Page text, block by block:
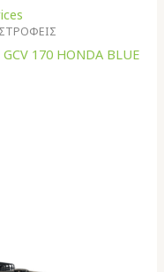
170 HONDA BLUE